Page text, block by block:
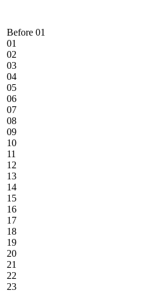
Before 01
01
02
03
04
05
06
07
08
09
10
11
12
13
14
15
16
17
18
19
20
21
22
23